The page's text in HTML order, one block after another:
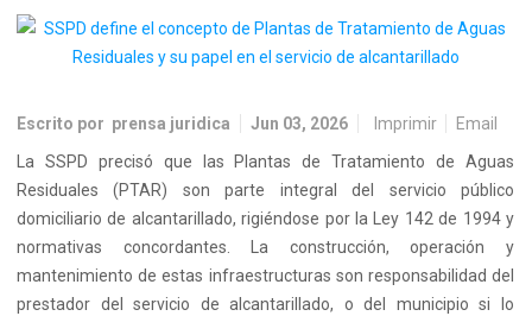
Escrito por prensa juridica Jun 03, 2026 Imprimir Email
La SSPD precisó que las Plantas de Tratamiento de Aguas
Residuales (PTAR) son parte integral del servicio público
domiciliario de alcantarillado, rigiéndose por la Ley 142 de 1994 y
normativas concordantes. La construcción, operación y
mantenimiento de estas infraestructuras son responsabilidad del
prestador del servicio de alcantarillado, o del municipio si lo